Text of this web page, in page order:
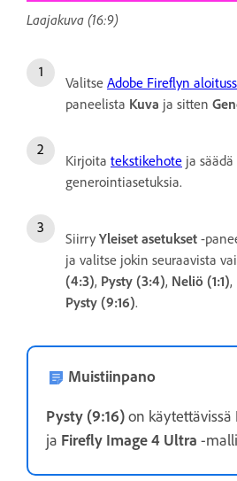
Laajakuva (16:9)
Valitse Adobe Fireflyn
paneelista Kuva ja sitten
Kirjoita tekstikehote ja
generointiasetuksia.
Siirry Yleiset asetukset -
ja valitse jokin seuraavista
(4:3), Pysty (3:4), Neliö (1:1),
Pysty (9:16).
Muistiinpano
Pysty (9:16)on käytettävissä
ja Firefly Image 4 Ultra -